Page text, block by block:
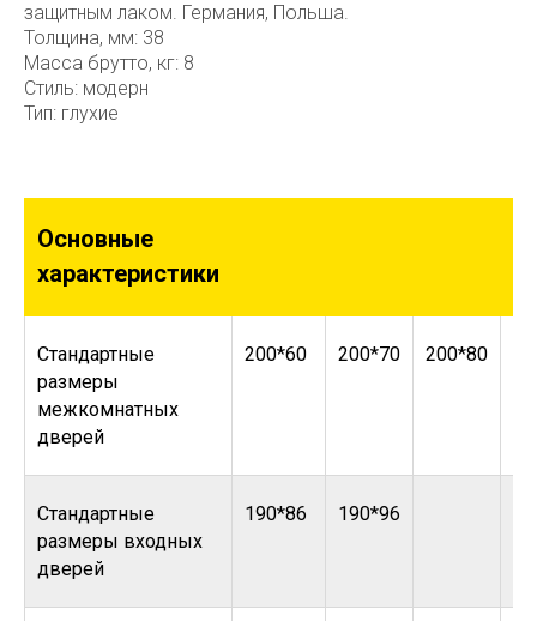
защитным лаком. Германия, Польша.
Толщина, мм: 38
Масса брутто, кг: 8
Стиль: модерн
Тип: глухие
Основные
характеристики
Стандартные
размеры
межкомнатных
дверей
200*60 200*70 200*80
Стандартные
размеры входных
дверей
190*86 190*96